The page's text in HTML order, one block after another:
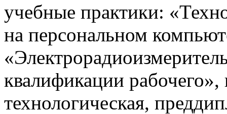
учебные практики:
на персональном
квалификации
технологическая,